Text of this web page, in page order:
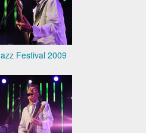
Festival 2009